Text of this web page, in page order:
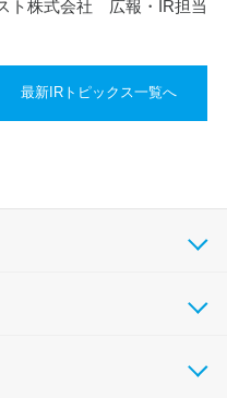
ト株式会社 広報・IR担当
最新IRトピックス一覧へ